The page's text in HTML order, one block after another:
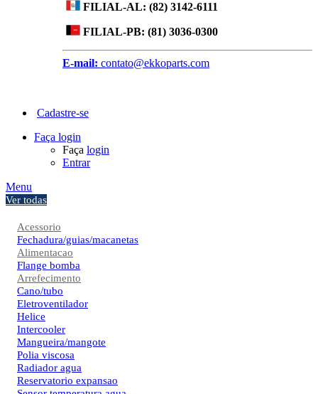
FILIAL-AL: (82) 3142-6111
FILIAL-PB: (81) 3036-0300
E-mail: contato@ekkoparts.com
Cadastre-se
Faça login
Faça login
Entrar
Menu
Ver todas
Acessorio
Fechadura/guias/macanetas
Alimentacao
Flange bomba
Arrefecimento
Cano/tubo
Eletroventilador
Helice
Intercooler
Mangueira/mangote
Polia viscosa
Radiador agua
Reservatorio expansao